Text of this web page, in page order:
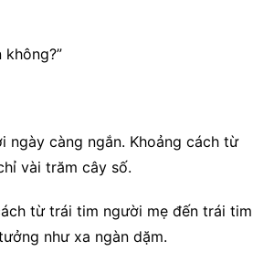
không?”
ngày càng ngắn. Khoảng cách từ
vài trăm cây số.
từ trái tim người mẹ đến trái tim
như xa ngàn dặm.